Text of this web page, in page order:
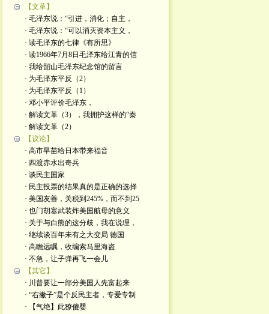
【文革】
· 毛泽东说：“引进，消化；自主，
· 毛泽东说：“可以消灭资本主义，
· 读毛泽东的七律《有所思》
· 读1966年7月8日毛泽东给江青的信
· 我给韶山毛泽东纪念馆的留言
· 为毛泽东平反（2）
· 为毛泽东平反（1）
· 邓小平评价毛泽东，
· 解读文革（3），我拥护这样的“秦
· 解读文革（2）
【议论】
· 高市早苗给日本带来福音
· 四渡赤水出奇兵
· 谈民主国家
· 民主投票的结果真的是正确的选择
· 美国友善，关税到245%，而不到25
· 也门胡塞武装炸美国航母的意义
· 关于与白熊的这分歧，我在说理，
· 继续谈百年未有之大变局 德国
· 高瞻远瞩，收编索马里海盗
· 不急，让子弹再飞一会儿
【其它】
· 川普要让一部分美国人先富起来
· “右撇子”是个反民主者，专爱专制
· 【气绝】此獠傻婴